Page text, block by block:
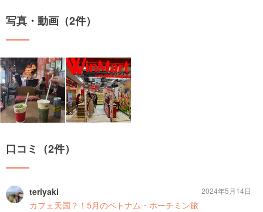
写真・動画（2件）
口コミ（2件）
teriyaki
カフェ天国？！5月のベトナム・ホーチミン旅
2024年5月14日